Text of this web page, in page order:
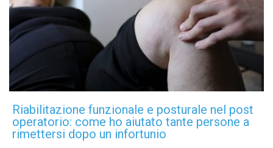
Riabilitazione funzionale e posturale nel post
operatorio: come ho aiutato tante persone a
rimettersi dopo un infortunio